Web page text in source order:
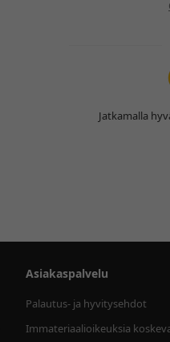
Jatkamalla
Asiakaspalvelu
Palautus- ja hyvitysehdot
Immateriaalioikeuksia